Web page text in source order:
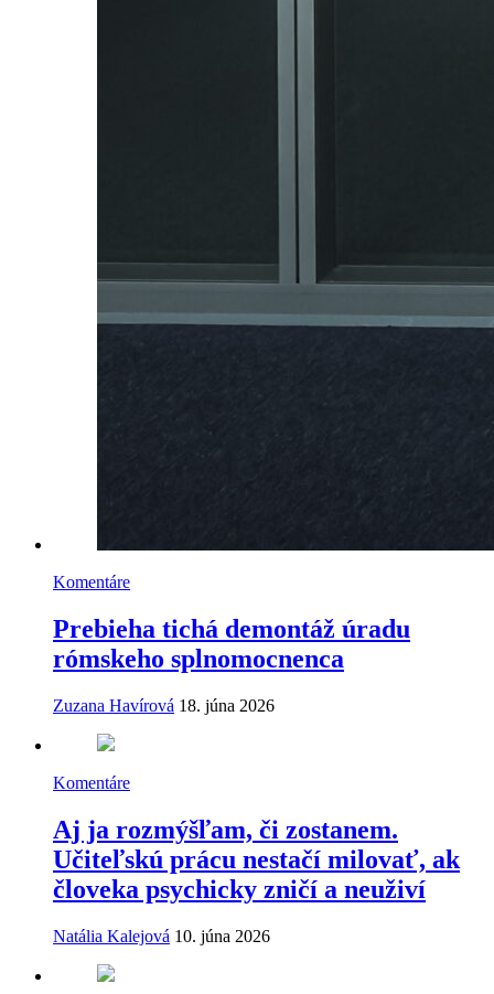
Komentáre
Prebieha tichá demontáž úradu
rómskeho splnomocnenca
Zuzana Havírová 18. júna 2026
Komentáre
Aj ja rozmýšľam, či zostanem.
Učiteľskú prácu nestačí milovať, ak
človeka psychicky zničí a neuživí
Natália Kalejová 10. júna 2026